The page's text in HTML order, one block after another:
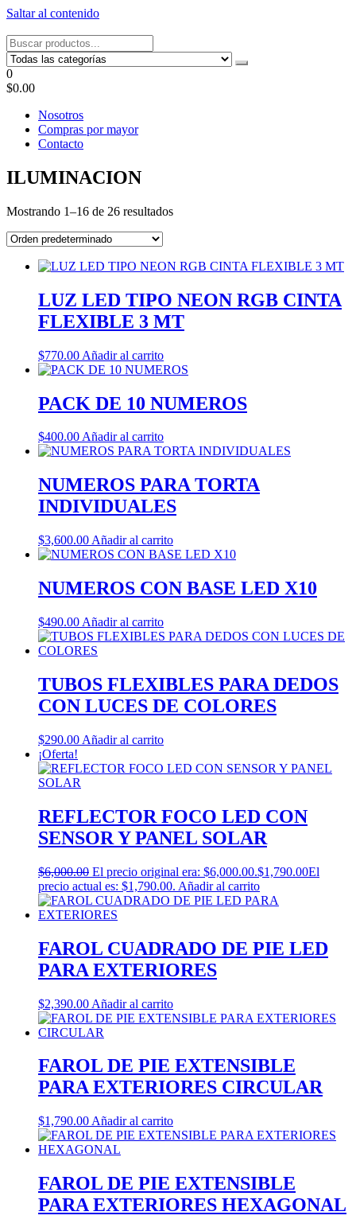
Saltar al contenido
Tel: 22087679 – Cel: 097 822122 – Joaquín Requena 2459
0
$0.00
Nosotros
Compras por mayor
Contacto
ILUMINACION
Mostrando 1–16 de 26 resultados
LUZ LED TIPO NEON RGB CINTA
FLEXIBLE 3 MT
$770.00 Añadir al carrito
PACK DE 10 NUMEROS
$400.00Añadir al carrito
NUMEROS PARA TORTA
INDIVIDUALES
$3,600.00 Añadir al carrito
NUMEROS CON BASE LED X10
$490.00 Añadir al carrito
TUBOS FLEXIBLES PARA DEDOS
CON LUCES DE COLORES
$290.00 Añadir al carrito
¡Oferta!
REFLECTOR FOCO LED CON
SENSOR Y PANEL SOLAR
$6,000.00 El precio original era: $6,000.00.$1,790.00El
precio actual es: $1,790.00. Añadir al carrito
FAROL CUADRADO DE PIE LED
PARA EXTERIORES
$2,390.00 Añadir al carrito
FAROL DE PIE EXTENSIBLE
PARA EXTERIORES CIRCULAR
$1,790.00 Añadir al carrito
FAROL DE PIE EXTENSIBLE
PARA EXTERIORES HEXAGONAL